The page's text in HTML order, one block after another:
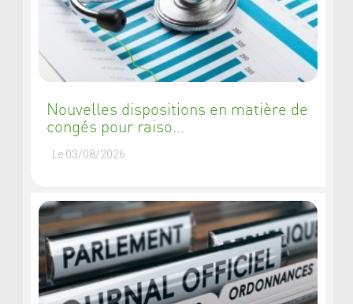
Nouvelles dispositions en matière de
congés pour raiso...
Le 03/08/2026